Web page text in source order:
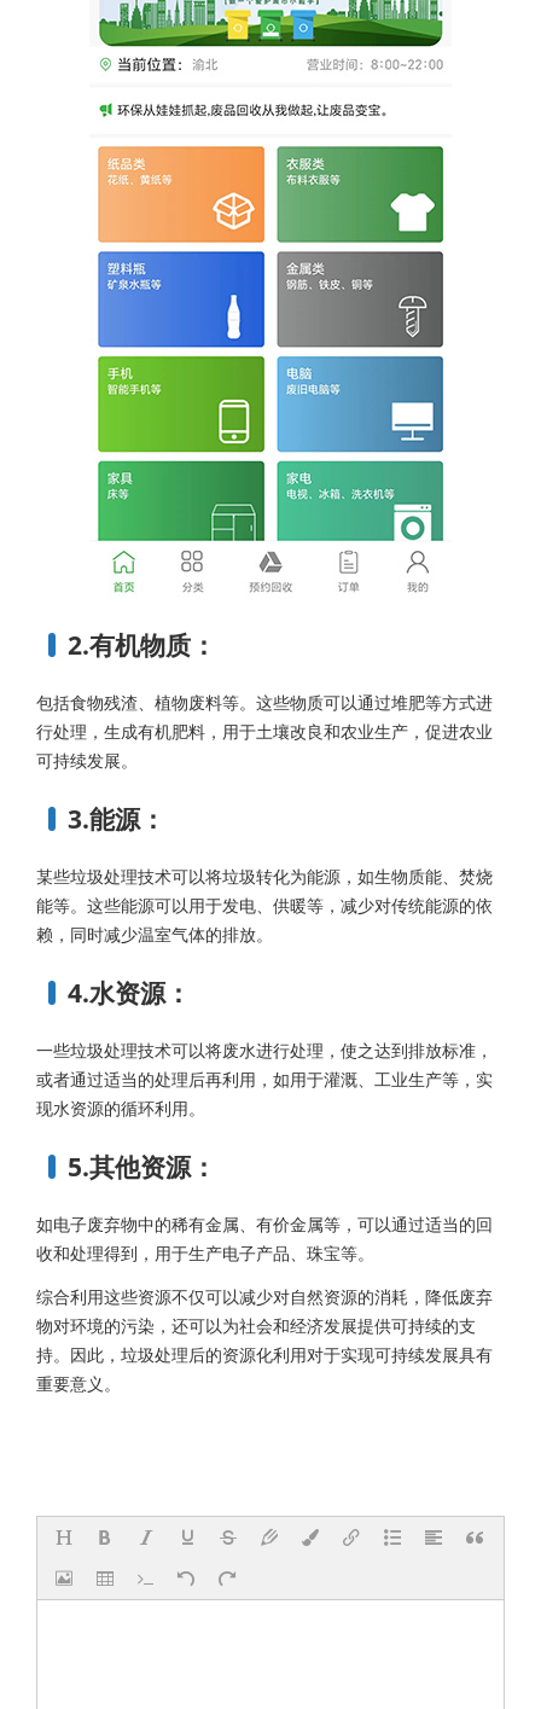
2.有机物质：
包括食物残渣、植物废料等。这些物质可以通过堆肥等方式进
行处理，生成有机肥料，用于土壤改良和农业生产，促进农业
可持续发展。
3.能源：
某些垃圾处理技术可以将垃圾转化为能源，如生物质能、焚烧
能等。这些能源可以用于发电、供暖等，减少对传统能源的依
赖，同时减少温室气体的排放。
4.水资源：
一些垃圾处理技术可以将废水进行处理，使之达到排放标准，
或者通过适当的处理后再利用，如用于灌溉、工业生产等，实
现水资源的循环利用。
5.其他资源：
如电子废弃物中的稀有金属、有价金属等，可以通过适当的回
收和处理得到，用于生产电子产品、珠宝等。
综合利用这些资源不仅可以减少对自然资源的消耗，降低废弃
物对环境的污染，还可以为社会和经济发展提供可持续的支
持。因此，垃圾处理后的资源化利用对于实现可持续发展具有
重要意义。